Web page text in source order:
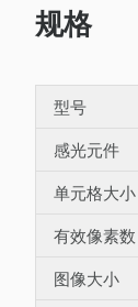
规格
型号
感光元件
单元格大小
有效像素数
图像大小